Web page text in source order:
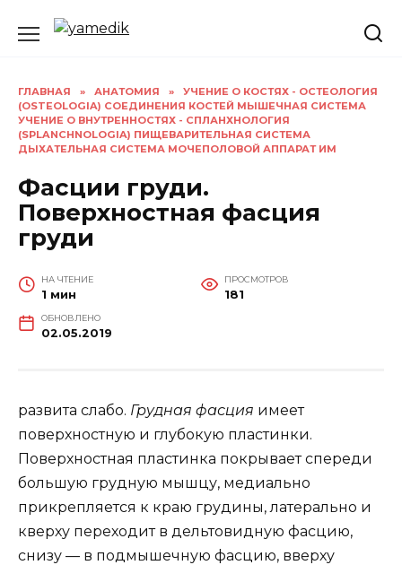
ГЛАВНАЯ » АНАТОМИЯ »
УЧЕНИЕ О КОСТЯХ - ОСТЕОЛОГИЯ
(OSTEOLOGIA) СОЕДИНЕНИЯ КОСТЕЙ МЫШЕЧНАЯ СИСТЕМА
УЧЕНИЕ О ВНУТРЕННОСТЯХ - СПЛАНХНОЛОГИЯ
(SPLANCHNOLOGIA) ПИЩЕВАРИТЕЛЬНАЯ СИСТЕМА
ДЫХАТЕЛЬНАЯ СИСТЕМА МОЧЕПОЛОВОЙ АППАРАТ ИМ
Фасции груди.
Поверхностная фасция
груди
НА ЧТЕНИЕ
1 мин
ПРОСМОТРОВ
181
ОБНОВЛЕНО
02.05.2019
развита слабо. Грудная фасция имеет
поверхностную и глубокую пластинки.
Поверхностная пластинка покрывает спереди
большую грудную мышцу, медиально
прикрепляется к краю грудины, латерально и
кверху переходит в дельтовидную фасцию,
снизу — в подмышечную фасцию, вверху